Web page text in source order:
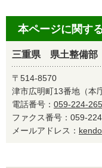
本ページに関す
三重県 県土整備部
〒514-8570
津市広明町13番地（本
電話番号： 059-224-
ファクス番号：059-
メールアドレス：